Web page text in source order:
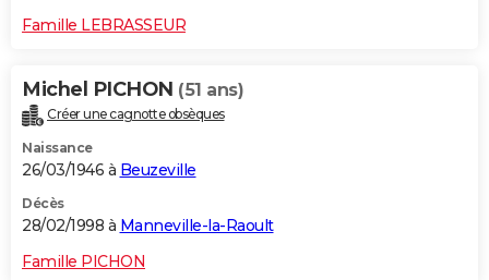
Famille LEBRASSEUR
Michel PICHON (51 ans)
Créer une cagnotte obsèques
Naissance
26/03/1946 à Beuzeville
Décès
28/02/1998 à Manneville-la-Raoult
Famille PICHON